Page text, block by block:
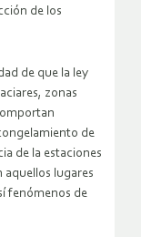
de los
de que la ley
zonas
de
de la estaciones
aquellos lugares
fenómenos de